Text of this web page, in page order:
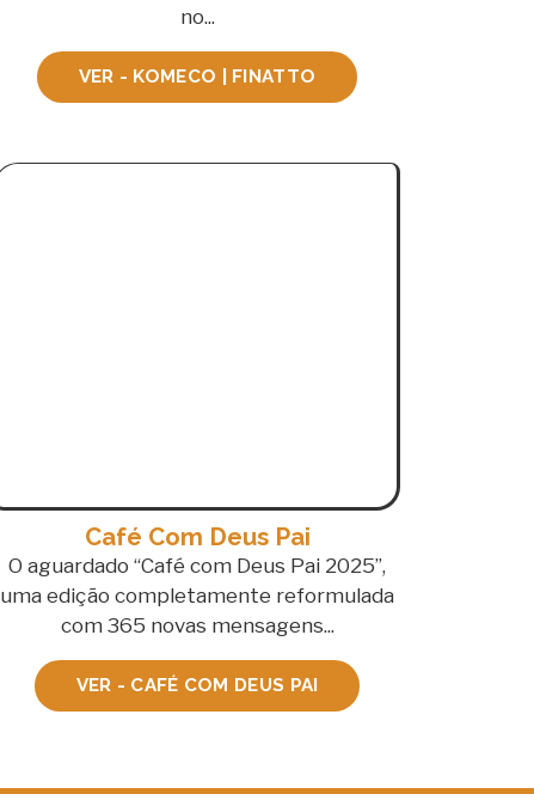
no...
VER - KOMECO | FINATTO
Café Com Deus Pai
O aguardado “Café com Deus Pai 2025”,
uma edição completamente reformulada
com 365 novas mensagens...
VER - CAFÉ COM DEUS PAI